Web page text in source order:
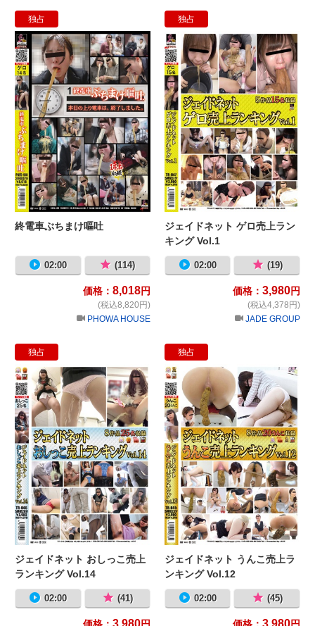
独占
終電車ぶちまけ嘔吐
終電車ぶちまけ嘔吐
02:00 (114)
価格： 8,018円
(税込8,820円)
PHOWA HOUSE
独占
ジェイドネット ゲロ売上ラン
キング Vol.1
02:00 (19)
価格： 3,980円
(税込4,378円)
JADE GROUP
独占
ジェイドネット おしっこ売上ランキ
ジェイドネット おしっこ売上
ランキング Vol.14
02:00 (41)
3,980
独占
ジェイドネット うんこ売上ラ
ンキング Vol.12
02:00 (45)
3,980